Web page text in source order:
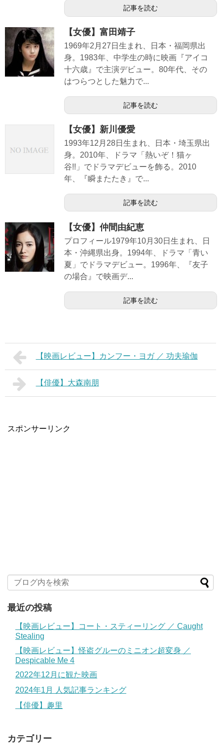
記事を読む
【女優】富田靖子
1969年2月27日生まれ、日本・福岡県出
身。1983年、中学生の時に映画『アイコ
十六歳』で主演デビュー。80年代、その
はつらつとした魅力で...
記事を読む
【女優】新川優愛
1993年12月28日生まれ、日本・埼玉県出
身。2010年、ドラマ「熱いぞ！猫ヶ
谷!!」でドラマデビューを飾る。2010
年、『瞬またたき』で...
記事を読む
【女優】仲間由紀恵
プロフィール1979年10月30日生まれ、日
本・沖縄県出身。1994年、ドラマ「青い
夏」でドラマデビュー。1996年、『友子
の場合』で映画デ...
記事を読む
【映画レビュー】カンフー・ヨガ ／ 功夫瑜伽
【俳優】大森南朋
スポンサーリンク
最近の投稿
【映画レビュー】コート・スティーリング ／ Caught
Stealing
【映画レビュー】怪盗グルーのミニオン超変身 ／
Despicable Me 4
2022年12月に観た映画
2024年1月 人気記事ランキング
【俳優】趣里
カテゴリー